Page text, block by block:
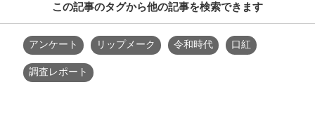
この記事のタグから他の記事を検索できます
アンケート リップメーク 令和時代 口紅
調査レポート